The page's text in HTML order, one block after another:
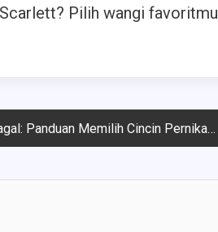
Pilih wangi favoritmu
Panduan Memilih Cincin Pernikahan yang Terbaik